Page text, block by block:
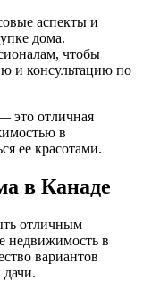
аспекты и
дома.
чтобы
и консультацию по
это отличная
в
ее красотами.
в Канаде
отличным
недвижимость в
вариантов